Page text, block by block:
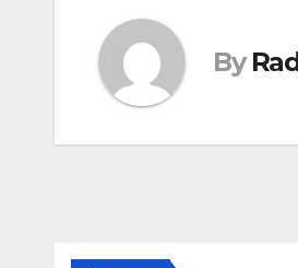
By